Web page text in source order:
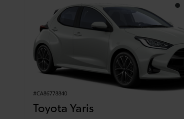
#CA86778840
Toyota Yaris